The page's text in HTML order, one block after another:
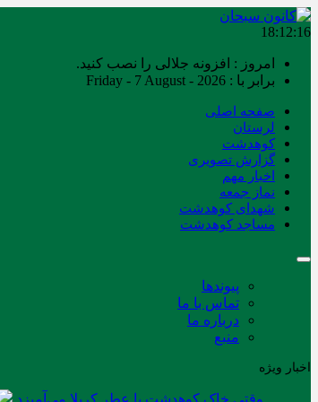
18:12:17
امروز : افزونه جلالی را نصب کنید.
برابر با : Friday - 7 August - 2026
صفحه اصلی
لرستان
کوهدشت
گزارش تصویری
اخبار مهم
نماز جمعه
شهدای کوهدشت
مساجد کوهدشت
پیوندها
تماس با ما
درباره ما
منبع
اخبار ویژه
وقتی خاک کوهدشت با عطر کربلا می‌آمیزد